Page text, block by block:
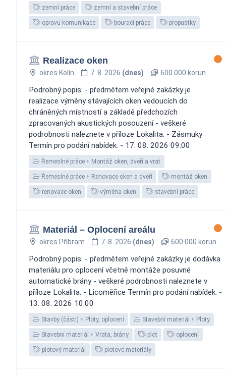
zemní práce zemní a stavební práce
opravu komunikace bourací práce propustky
Realizace oken
okres Kolín 7. 8. 2026 (dnes) 600 000 korun
Podrobný popis: - předmětem veřejné zakázky je
realizace výměny stávajících oken vedoucích do
chráněných místností a základě předchozích
zpracovaných akustických posouzení - veškeré
podrobnosti naleznete v příloze Lokalita: - Zásmuky
Termín pro podání nabídek: - 17. 08. 2026 09:00
Řemeslné práce Montáž oken, dveří a vrat
Řemeslné práce Renovace oken a dveří montáž oken
renovace oken výměna oken stavební práce
Materiál – Oplocení areálu
okres Příbram 7. 8. 2026 (dnes) 600 000 korun
Podrobný popis: - předmětem veřejné zakázky je dodávka
materiálu pro oplocení včetně montáže posuvné
automatické brány - veškeré podrobnosti naleznete v
příloze Lokalita: - Licoměřice Termín pro podání nabídek: -
13. 08. 2026 10:00
Stavby (části) Ploty, oplocení Stavební materiál Ploty
Stavební materiál Vrata, brány plot oplocení
plotový materiál plotové materiály